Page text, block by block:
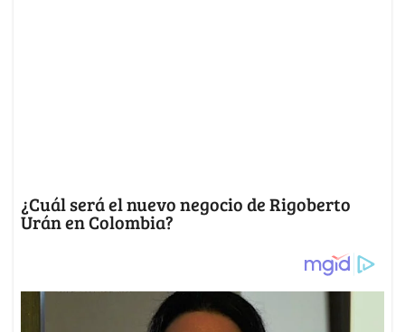
¿Cuál será el nuevo negocio de Rigoberto
Urán en Colombia?